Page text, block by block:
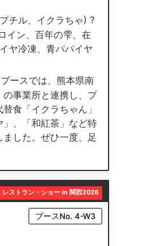
チル、イクラちゃ) ?
イン、百年の雫、在
ヤ冷凍、青パパイヤ
ースでは、熊本県南
事業所と連携し、プ
食「イクラちゃん」
、「和紅茶」など特
した。ぜひ一度、足
レストラン・ショー in 関西2026
ブースNo. 4-W3